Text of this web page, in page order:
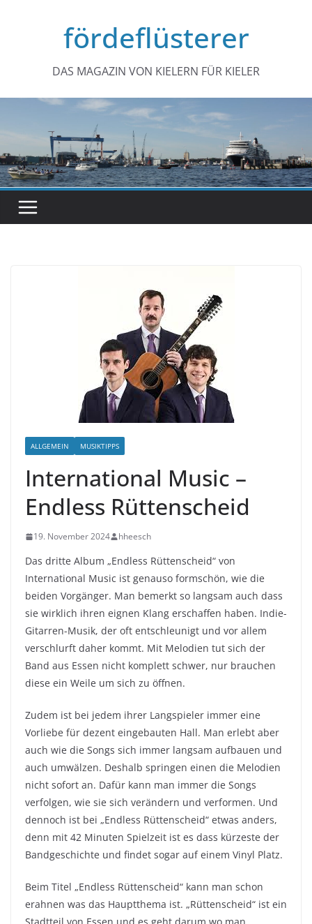
fördeflüsterer
DAS MAGAZIN VON KIELERN FÜR KIELER
ALLGEMEIN MUSIKTIPPS
International Music –
Endless Rüttenscheid
19. November 2024 hheesch
Das dritte Album „Endless Rüttenscheid“ von
International Music ist genauso formschön, wie die
beiden Vorgänger. Man bemerkt so langsam auch dass
sie wirklich ihren eignen Klang erschaffen haben. Indie-
Gitarren-Musik, der oft entschleunigt und vor allem
verschlurft daher kommt. Mit Melodien tut sich der
Band aus Essen nicht komplett schwer, nur brauchen
diese ein Weile um sich zu öffnen.
Zudem ist bei jedem ihrer Langspieler immer eine
Vorliebe für dezent eingebauten Hall. Man erlebt aber
auch wie die Songs sich immer langsam aufbauen und
auch umwälzen. Deshalb springen einen die Melodien
nicht sofort an. Dafür kann man immer die Songs
verfolgen, wie sie sich verändern und verformen. Und
dennoch ist bei „Endless Rüttenscheid“ etwas anders,
denn mit 42 Minuten Spielzeit ist es dass kürzeste der
Bandgeschichte und findet sogar auf einem Vinyl Platz.
Beim Titel „Endless Rüttenscheid“ kann man schon
erahnen was das Hauptthema ist. „Rüttenscheid“ ist ein